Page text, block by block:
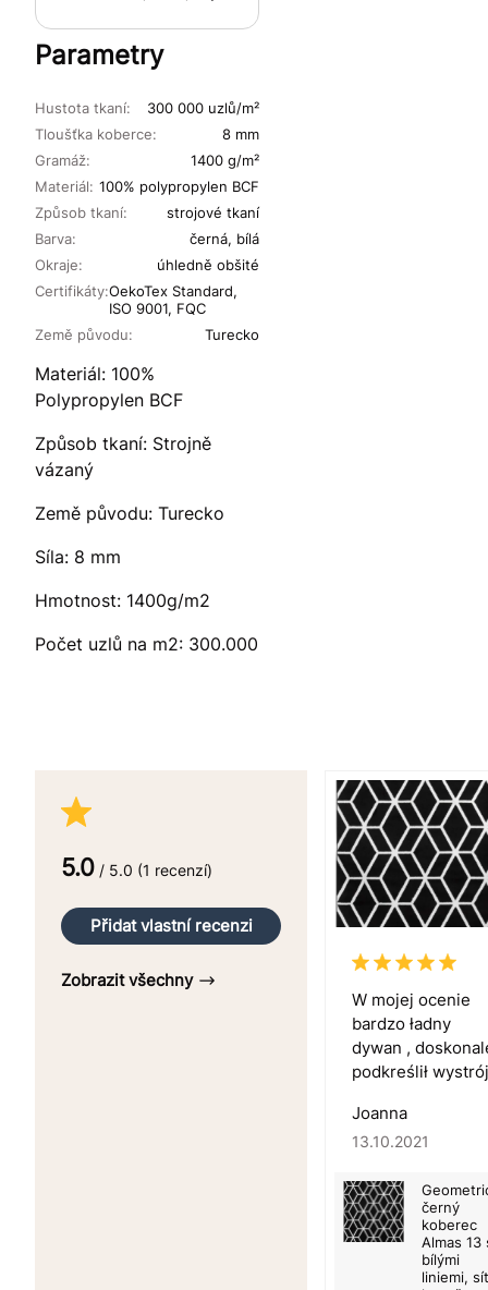
Parametry
Materiál: 100% polypropylen BCF
Způsob tkaní:
strojové tkaní
Tloušťka koberce:
8 mm
Gramáž:
1400 g/m²
Hustota tkaní: 300 000 uzlů/m²
Okraje: úhledně obšité
Barva: černá, bílá
Země původu: Turecko
Certifikáty:OekoTex Standard,
ISO 9001, FQC
Materiál: 100%
Polypropylen BCF
Způsob tkaní: Strojně
vázaný
Země původu: Turecko
Síla: 8 mm
Hmotnost: 1400g/m2
Počet uzlů na m2: 300.000
5.0 / 5.0 (1 recenzí)
Přidat vlastní recenzi
Zobrazit všechny
W mojej ocenie
bardzo ładny
dywan ,
podkreślił wystrój
Joanna
13.10.2021
černý
koberec
Almas 13
bílými
liniemi,